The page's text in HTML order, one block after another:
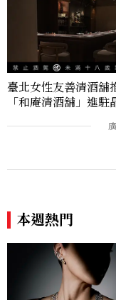
臺北女性友善清酒舖
「和庵清酒舖」進駐
本週熱門